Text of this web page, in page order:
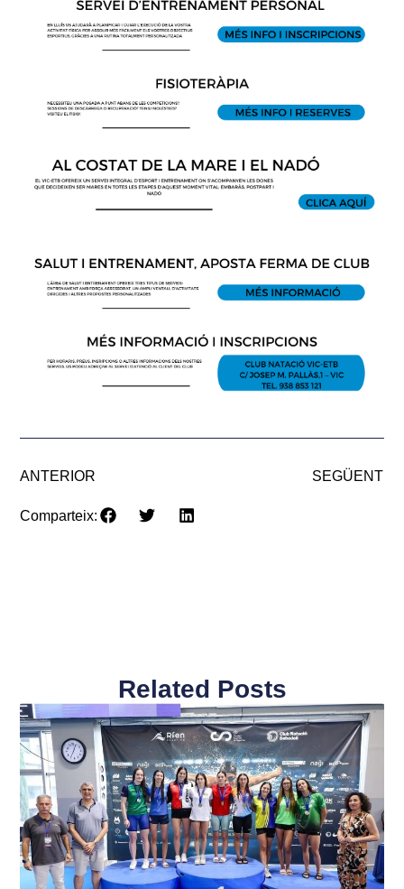
ANTERIOR SEGÜENT
Comparteix:
Related Posts